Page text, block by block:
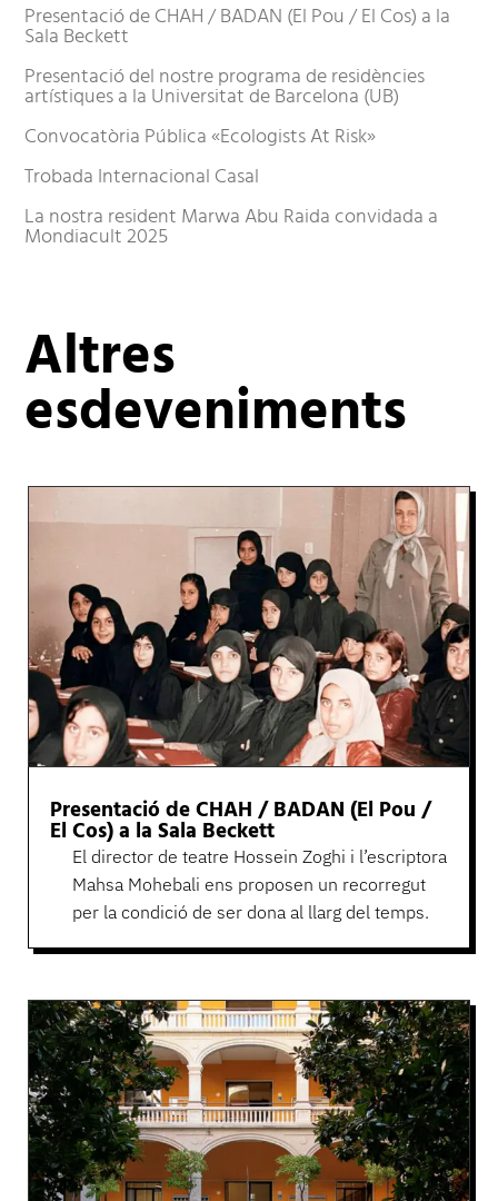
Presentació de CHAH / BADAN (El Pou / El Cos) a la
Sala Beckett
Presentació del nostre programa de residències
artístiques a la Universitat de Barcelona (UB)
Convocatòria Pública «Ecologists At Risk»
Trobada Internacional Casal
La nostra resident Marwa Abu Raida convidada a
Mondiacult 2025
Altres
esdeveniments
Presentació de CHAH / BADAN (El Pou /
El Cos) a la Sala Beckett
El director de teatre Hossein Zoghi i l’escriptora
Mahsa Mohebali ens proposen un recorregut
per la condició de ser dona al llarg del temps.